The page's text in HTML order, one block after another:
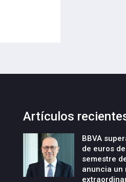
Artículos
BBVA
de euros
semestre
anuncia un